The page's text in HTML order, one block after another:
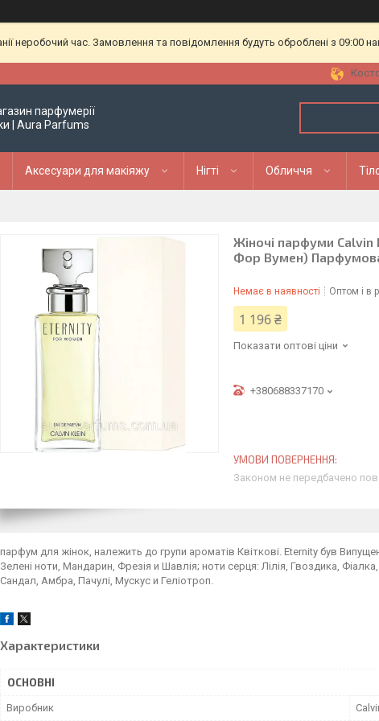
неробочий час. Замовлення та повідомлення будуть оброблені з 09:00
парфумерії
| Aura Parfums
Аксесуари для макіяжу Нігті Обличчя
Жіночі парфуми Calvin
Фор Вумен)
Немає в наявності Оптом і в
1 196 ₴
Показати оптові ціни
+380688337170
Законом не передбачено
парфум для жінок, належить до групи ароматів Квіткові. Eternity був
Зелені ноти, Мандарин, Фрезія и Шавлія; ноти серця: Лілія, Гвоздика,
Сандал, Амбра, Пачулі, Мускус и Геліотроп.
Характеристики
ОСНОВНІ
Виробник